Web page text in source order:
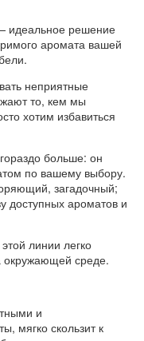
идеальное решение
аромата вашей
неприятные
то, кем мы
хотим избавиться
больше: он
по вашему выбору.
загадочный;
доступных ароматов и
линии легко
окружающей среде.
и
мягко скользит к